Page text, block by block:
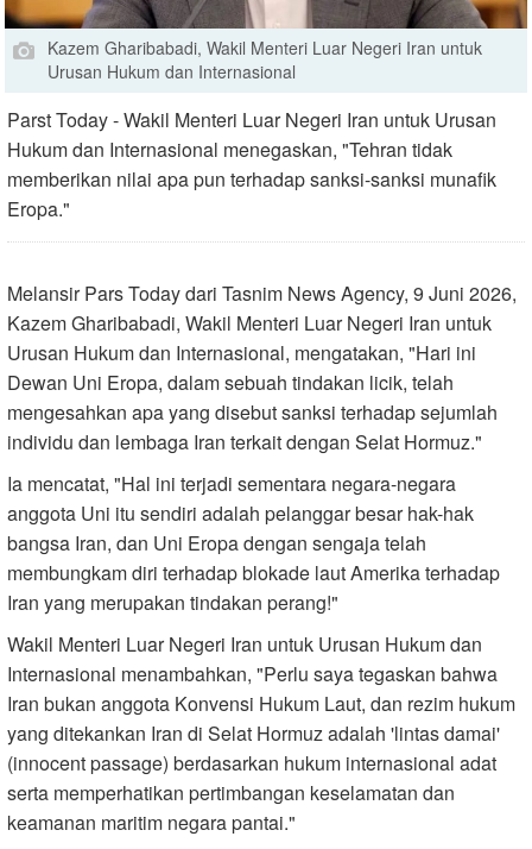
Kazem Gharibabadi, Wakil Menteri Luar Negeri Iran untuk
Urusan Hukum dan Internasional
Parst Today - Wakil Menteri Luar Negeri Iran untuk Urusan
Hukum dan Internasional menegaskan, "Tehran tidak
memberikan nilai apa pun terhadap sanksi-sanksi munafik
Eropa."
Melansir Pars Today dari Tasnim News Agency, 9 Juni 2026,
Kazem Gharibabadi, Wakil Menteri Luar Negeri Iran untuk
Urusan Hukum dan Internasional, mengatakan, "Hari ini
Dewan Uni Eropa, dalam sebuah tindakan licik, telah
mengesahkan apa yang disebut sanksi terhadap sejumlah
individu dan lembaga Iran terkait dengan Selat Hormuz."
Ia mencatat, "Hal ini terjadi sementara negara-negara
anggota Uni itu sendiri adalah pelanggar besar hak-hak
bangsa Iran, dan Uni Eropa dengan sengaja telah
membungkam diri terhadap blokade laut Amerika terhadap
Iran yang merupakan tindakan perang!"
Wakil Menteri Luar Negeri Iran untuk Urusan Hukum dan
Internasional menambahkan, "Perlu saya tegaskan bahwa
Iran bukan anggota Konvensi Hukum Laut, dan rezim hukum
yang ditekankan Iran di Selat Hormuz adalah 'lintas damai'
(innocent passage) berdasarkan hukum internasional adat
serta memperhatikan pertimbangan keselamatan dan
keamanan maritim negara pantai."